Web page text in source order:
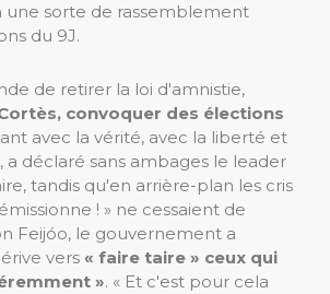
une sorte de rassemblement
du 9J.
de retirer la loi d'amnistie,
convoquer des élections
avec la vérité, avec la liberté et
a déclaré sans ambages le leader
tandis qu'en arrière-plan les cris
! » ne cessaient de
Feijóo, le gouvernement a
vers « faire taire » ceux qui
». « Et c'est pour cela